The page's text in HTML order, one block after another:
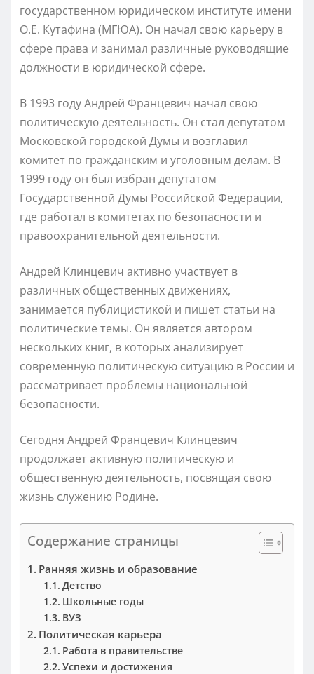
государственном юридическом институте имени
О.Е. Кутафина (МГЮА). Он начал свою карьеру в
сфере права и занимал различные руководящие
должности в юридической сфере.
В 1993 году Андрей Францевич начал свою
политическую деятельность. Он стал депутатом
Московской городской Думы и возглавил
комитет по гражданским и уголовным делам. В
1999 году он был избран депутатом
Государственной Думы Российской Федерации,
где работал в комитетах по безопасности и
правоохранительной деятельности.
Андрей Клинцевич активно участвует в
различных общественных движениях,
занимается публицистикой и пишет статьи на
политические темы. Он является автором
нескольких книг, в которых анализирует
современную политическую ситуацию в России и
рассматривает проблемы национальной
безопасности.
Сегодня Андрей Францевич Клинцевич
продолжает активную политическую и
общественную деятельность, посвящая свою
жизнь служению Родине.
Содержание страницы
Ранняя жизнь и образование
Детство
Школьные годы
ВУЗ
Политическая карьера
Работа в правительстве
Успехи и достижения